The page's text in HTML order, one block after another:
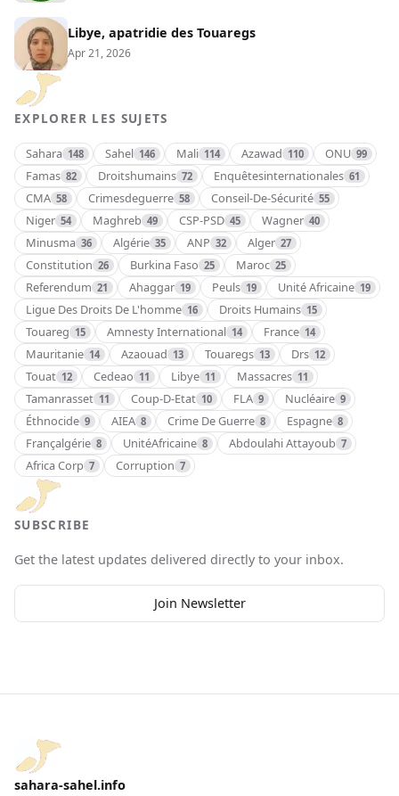
Libye, apatridie des Touaregs
Apr 21, 2026
EXPLORER LES SUJETS
Sahara 148 Sahel 146 Mali 114 Azawad 110 ONU 99
Famas 82 Droitshumains 72 Enquêtesinternationales 61
CMA 58 Crimesdeguerre 58 Conseil-De-Sécurité 55
Niger 54 Maghreb 49 CSP-PSD 45 Wagner 40
Minusma 36 Algérie 35 ANP 32 Alger 27
Constitution 26 Burkina Faso 25 Maroc 25
Referendum 21 Ahaggar 19 Peuls 19 Unité Africaine 19
Ligue Des Droits De L'homme 16 Droits Humains 15
Touareg 15 Amnesty International 14 France 14
Mauritanie 14 Azaouad 13 Touaregs 13 Drs 12
Touat 12 Cedeao 11 Libye 11 Massacres 11
Tamanrasset 11 Coup-D-Etat 10 FLA 9 Nucléaire 9
Éthnocide 9 AIEA 8 Crime De Guerre 8 Espagne 8
Françalgérie 8 UnitéAfricaine 8 Abdoulahi Attayoub 7
Africa Corp 7 Corruption 7
SUBSCRIBE
Get the latest updates delivered directly to your inbox.
Join Newsletter
sahara-sahel.info